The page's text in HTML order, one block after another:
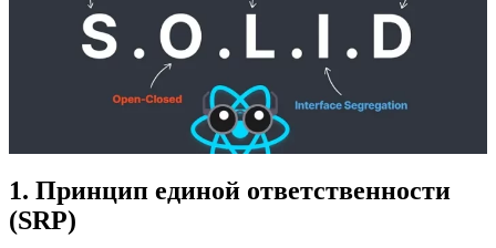
1. Принцип единой ответственности
(SRP)